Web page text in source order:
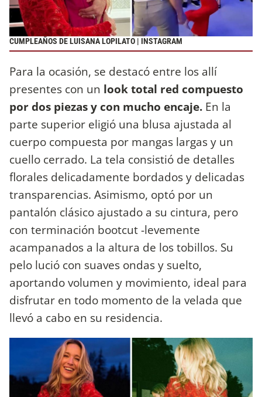
CUMPLEAÑOS DE LUISANA LOPILATO | INSTAGRAM
Para la ocasión, se destacó entre los allí
presentes con un look total red compuesto
por dos piezas y con mucho encaje. En la
parte superior eligió una blusa ajustada al
cuerpo compuesta por mangas largas y un
cuello cerrado. La tela consistió de detalles
florales delicadamente bordados y delicadas
transparencias. Asimismo, optó por un
pantalón clásico ajustado a su cintura, pero
con terminación bootcut -levemente
acampanados a la altura de los tobillos. Su
pelo lució con suaves ondas y suelto,
aportando volumen y movimiento, ideal para
disfrutar en todo momento de la velada que
llevó a cabo en su residencia.